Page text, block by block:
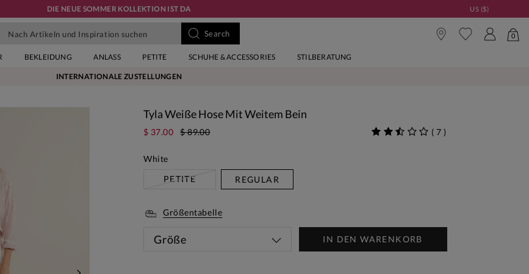
DIE NEUE SOMMER KOLLEKTION IST DA US ($)
0
BEKLEIDUNG ANLASS PETITE SCHUHE & ACCESSORIES STILBERATUNG
INTERNATIONALE ZUSTELLUNGEN
Tyla Weiße Hose Mit Weitem Bein
$ 37.00 $ 89.00 ( 7 )
White
PETITE
REGULAR
Größentabelle
Größe IN DEN WARENKORB